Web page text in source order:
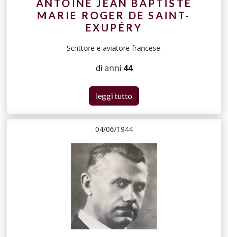
ANTOINE JEAN BAPTISTE
MARIE ROGER DE SAINT-
EXUPÉRY
Scrittore e aviatore francese.
di anni 44
leggi tutto
04/06/1944